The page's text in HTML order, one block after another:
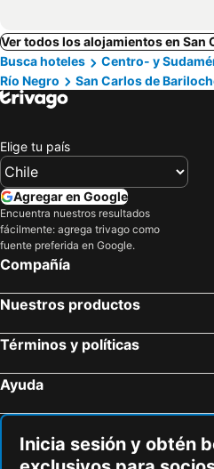
Ver todos los alojamientos en San
Busca hoteles
Centro- y
Río Negro
San Carlos de
Elige tu país
Agregar en Google
Encuentra nuestros resultados
fácilmente: agrega trivago como
fuente preferida en Google.
Compañía
Nuestros productos
Términos y políticas
Ayuda
Inicia sesión y obtén